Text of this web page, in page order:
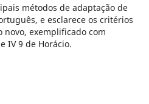
métodos de adaptação de
e esclarece os critérios
exemplificado com
IV 9 de Horácio.